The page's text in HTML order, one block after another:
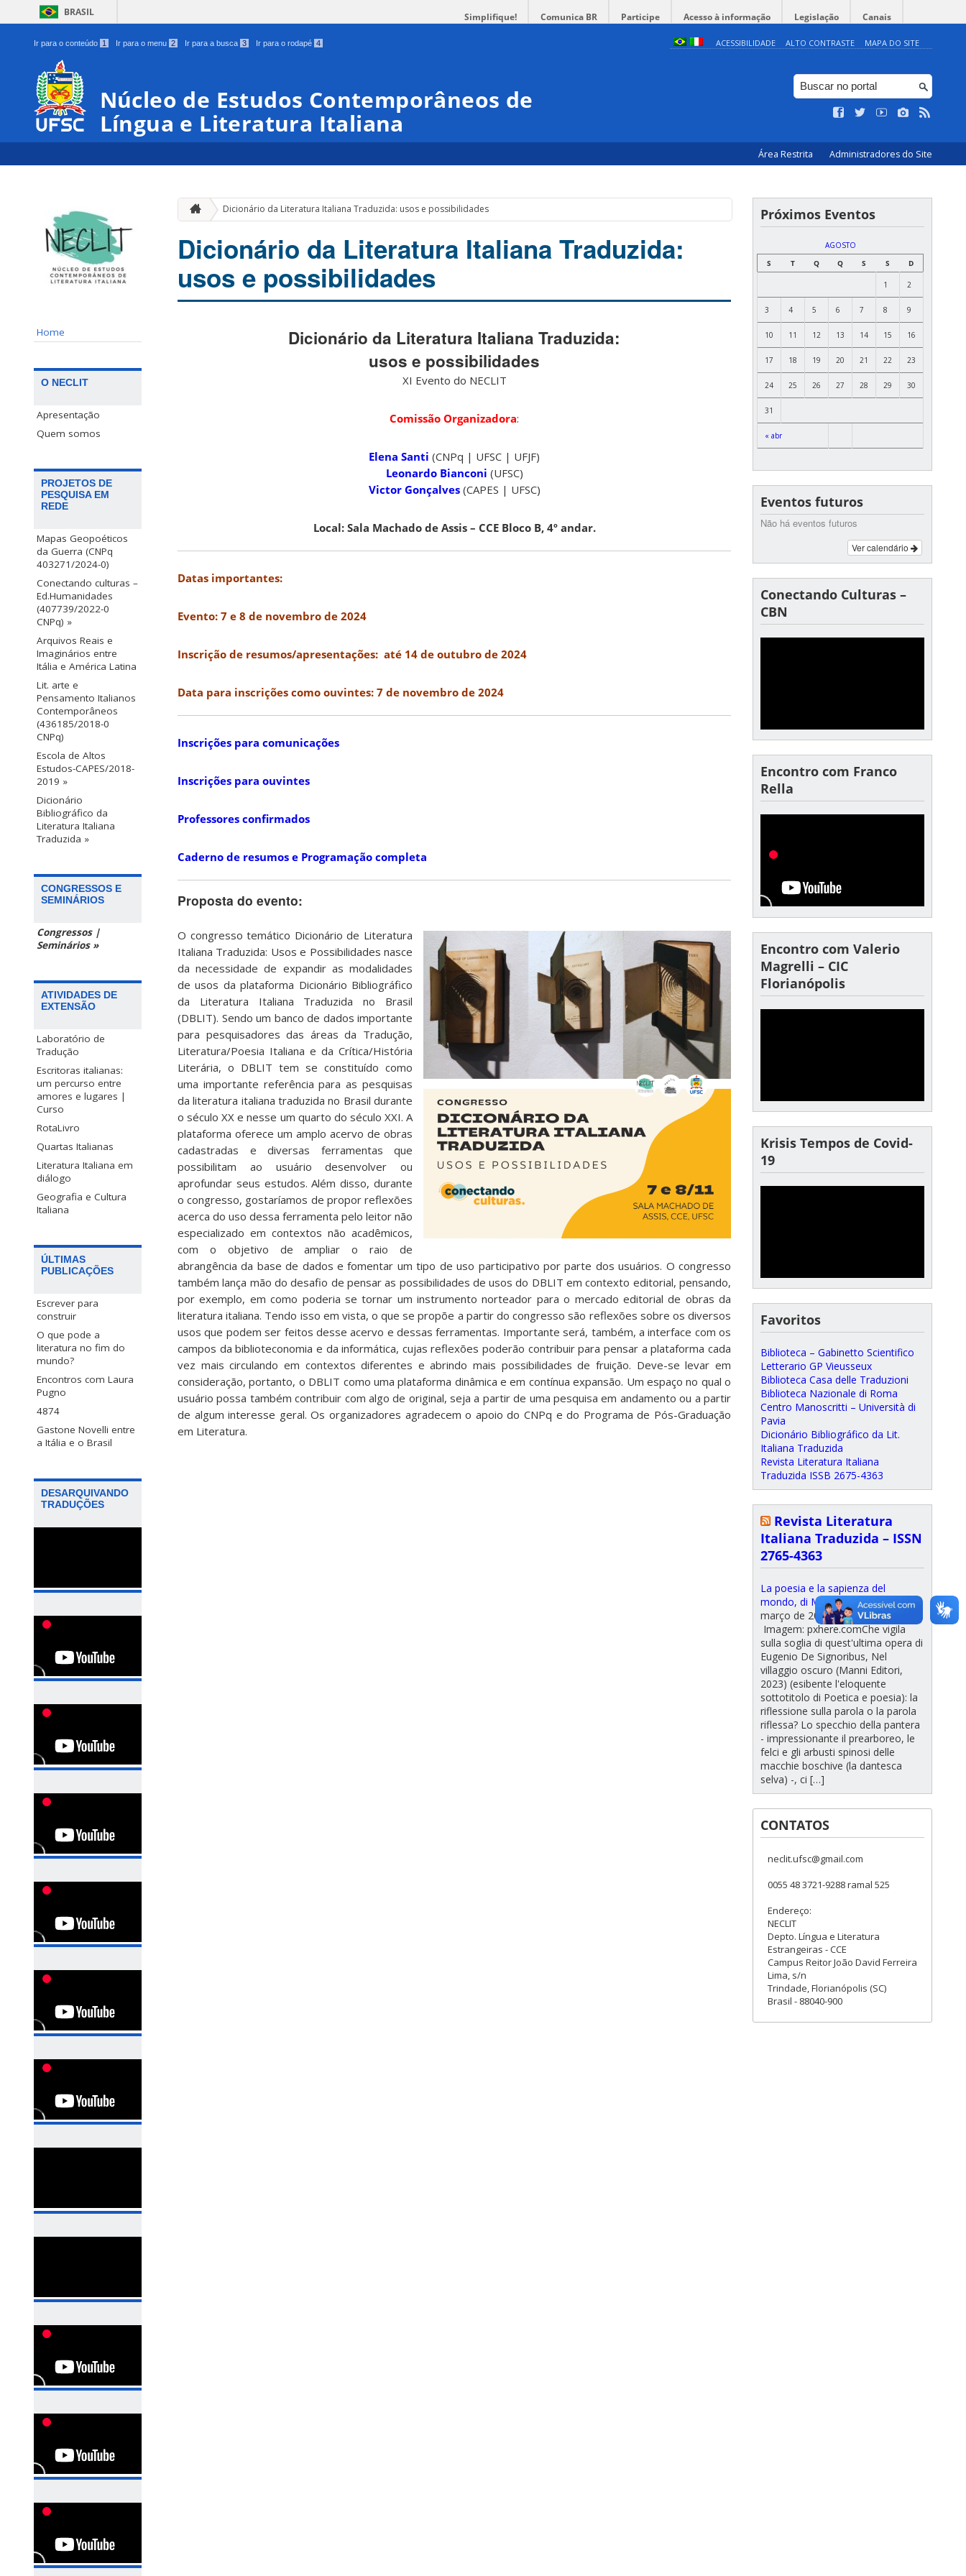
BRASIL Simplifique! Comunica BR Participe Acesso à informação Legislação Canais
Ir para o conteúdo 1 Ir para o menu 2 Ir para a busca 3 Ir para o rodapé 4 ACESSIBILIDADE ALTO CONTRASTE MAPA DO SITE
Núcleo de Estudos Contemporâneos de
Língua e Literatura Italiana
Área Restrita Administradores do Site
Home
O NECLIT
Apresentação
Quem somos
PROJETOS DE
PESQUISA EM
REDE
Mapas Geopoéticos
da Guerra (CNPq
403271/2024-0)
Conectando culturas –
Ed.Humanidades
(407739/2022-0
CNPq) »
Arquivos Reais e
Imaginários entre
Itália e América Latina
Lit. arte e
Pensamento Italianos
Contemporâneos
(436185/2018-0
CNPq)
Escola de Altos
Estudos-CAPES/2018-
2019 »
Dicionário
Bibliográfico da
Literatura Italiana
Traduzida »
CONGRESSOS E
SEMINÁRIOS
Congressos |
Seminários »
ATIVIDADES DE
EXTENSÃO
Laboratório de
Tradução
Escritoras italianas:
um percurso entre
amores e lugares |
Curso
RotaLivro
Quartas Italianas
Literatura Italiana em
diálogo
Geografia e Cultura
Italiana
ÚLTIMAS
PUBLICAÇÕES
Escrever para
construir
O que pode a
literatura no fim do
mundo?
Encontros com Laura
Pugno
4874
Gastone Novelli entre
a Itália e o Brasil
DESARQUIVANDO
TRADUÇÕES
Dicionário da Literatura Italiana Traduzida: usos e possibilidades
Dicionário da Literatura Italiana Traduzida:
usos e possibilidades
Dicionário da Literatura Italiana Traduzida:
usos e possibilidades
XI Evento do NECLIT
Comissão Organizadora:
Elena Santi (CNPq | UFSC | UFJF)
Leonardo Bianconi (UFSC)
Victor Gonçalves(CAPES | UFSC)
Local: Sala Machado de Assis – CCE Bloco B, 4º andar.
Datas importantes:
Evento: 7 e 8 de novembro de 2024
Inscrição de resumos/apresentações: até 14 de outubro de 2024
Data para inscrições como ouvintes: 7 de novembro de 2024
Inscrições para comunicações
Inscrições para ouvintes
Professores confirmados
Caderno de resumos e Programação completa
Proposta do evento:
O congresso temático Dicionário de Literatura
Italiana Traduzida: Usos e Possibilidades nasce
da necessidade de expandir as modalidades
de usos da plataforma Dicionário Bibliográfico
da Literatura Italiana Traduzida no Brasil
(DBLIT). Sendo um banco de dados importante
para pesquisadores das áreas da Tradução,
Literatura/Poesia Italiana e da Crítica/História
Literária, o DBLIT tem se constituído como
uma importante referência para as pesquisas
da literatura italiana traduzida no Brasil durante
o século XX e nesse um quarto do século XXI. A
plataforma oferece um amplo acervo de obras
cadastradas e diversas ferramentas que
possibilitam ao usuário desenvolver ou
aprofundar seus estudos. Além disso, durante
o congresso, gostaríamos de propor reflexões
acerca do uso dessa ferramenta pelo leitor não
especializado em contextos não acadêmicos,
com o objetivo de ampliar o raio de
abrangência da base de dados e fomentar um tipo de uso participativo por parte dos usuários. O congresso
também lança mão do desafio de pensar as possibilidades de usos do DBLIT em contexto editorial, pensando,
por exemplo, em como poderia se tornar um instrumento norteador para o mercado editorial de obras da
literatura italiana. Tendo isso em vista, o que se propõe a partir do congresso são reflexões sobre os diversos
usos que podem ser feitos desse acervo e dessas ferramentas. Importante será, também, a interface com os
campos da biblioteconomia e da informática, cujas reflexões poderão contribuir para pensar a plataforma cada
vez mais circulando em contextos diferentes e abrindo mais possibilidades de fruição. Deve-se levar em
consideração, portanto, o DBLIT como uma plataforma dinâmica e em contínua expansão. Um espaço no qual o
usuário possa também contribuir com algo de original, seja a partir de uma pesquisa em andamento ou a partir
de algum interesse geral. Os organizadores agradecem o apoio do CNPq e do Programa de Pós-Graduação
em Literatura.
Próximos Eventos
AGOSTO
S
T Q Q S S D
« abr
1 2
3 4 5 6 7 8 9
10 11 12 13 14 15 16
17 18 19 20 21 22 23
24 25 26 27 28 29 30
31
Eventos futuros
Não há eventos futuros
Ver calendário
Conectando Culturas –
CBN
Encontro com Franco
Rella
Encontro com Valerio
Magrelli – CIC
Florianópolis
Krisis Tempos de Covid-
19
Favoritos
Biblioteca – Gabinetto Scientifico
Letterario GP Vieusseux
Biblioteca Casa delle Traduzioni
Biblioteca Nazionale di Roma
Centro Manoscritti – Università di
Pavia
Dicionário Bibliográfico da Lit.
Italiana Traduzida
Revista Literatura Italiana
Traduzida ISSB 2675-4363
Revista Literatura
Italiana Traduzida – ISSN
2765-4363
La poesia e la sapienza del
mondo, di Marco Ceriani 17 de
março de 2023
Imagem: pxhere.comChe vigila
sulla soglia di quest'ultima opera di
Eugenio De Signoribus, Nel
villaggio oscuro (Manni Editori,
2023) (esibente l'eloquente
sottotitolo di Poetica e poesia): la
riflessione sulla parola o la parola
riflessa? Lo specchio della pantera
- impressionante il prearboreo, le
felci e gli arbusti spinosi delle
macchie boschive (la dantesca
selva) -, ci […]
CONTATOS
neclit.ufsc@gmail.com
0055 48 3721-9288 ramal 525
Endereço:
NECLIT
Depto. Língua e Literatura
Estrangeiras - CCE
Campus Reitor João David Ferreira
Lima, s/n
Trindade, Florianópolis (SC)
Brasil - 88040-900